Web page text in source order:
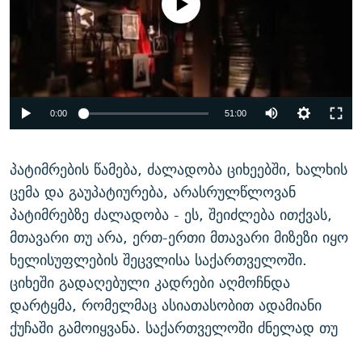
ᲛᲝᲚᲐᲞᲐᲠᲐᲙᲔ ᲢᲔᲥᲡᲢᲔᲑᲘ
ᲨᲘᲜ - ᲣᲪᲮᲝᲔᲗᲨᲘ
ᲚᲘᲢᲔᲠᲐᲢᲣᲠᲣᲚᲘ ᲬᲐᲮᲜᲐᲒᲔᲑᲘ
ᲐᲛᲔᲠᲘᲙᲣᲚᲘ ᲛᲝᲗᲮᲠᲝᲑᲐ
ᲘᲛᲞᲔᲠᲘᲐ ᲓᲐ ᲠᲐᲓᲘᲝ
ᲩᲔᲛᲘ ᲡᲘᲙᲕᲓᲘᲚᲘᲡ ᲛᲘᲖᲔᲖᲘᲐ COVID-19
11 ᲬᲔᲚᲘ - 11 ᲐᲛᲑᲐᲕᲘ
ᲡᲐᲞᲐᲠᲚᲐᲛᲔᲜᲢᲝ ᲐᲠᲩᲔᲕᲜᲔᲑᲘᲡ ᲘᲡᲢᲝᲠᲘᲐ
ᲑᲐᲕᲨᲕᲔᲑᲘ ᲞᲠᲝᲡᲢᲘᲢᲣᲪᲘᲐᲨᲘ - ᲐᲛᲝᲣᲗᲥᲛᲔᲚᲘ ᲐᲛᲑᲐᲕᲘ
5 ᲐᲛᲑᲐᲕᲘ - 20 ᲘᲕᲜᲘᲡᲡ ᲓᲐᲨᲐᲕᲔᲑᲣᲚᲔᲑᲘ
ᲐᲒᲕᲘᲡᲢᲝᲡ ᲝᲛᲘ
ПРИВЕТ ᲙᲣᲚᲢᲣᲠᲐ
ᲒᲐᲛᲝᲘᲬᲔᲠᲔ
რთე/რთ-ის ყველა საიტი
available
0:00 51:00
პატიმრების წამება, ძალადობა ციხეებში, ხალხის
ცემა და გაუპატიურება, არასრულწლოვან
პატიმრებზე ძალადობა - ეს, შეიძლება ითქვას,
მთავარი თუ არა, ერთ-ერთი მთავარი მიზეზი იყო
ხელისუფლების შეცვლისა საქართველოში.
ციხეში გადაღებული კადრები აღმოჩნდა
დარტყმა, რომელმაც ასიათასობით ადამიანი
ქუჩაში გამოიყვანა. საქართველოში ძნელად თუ